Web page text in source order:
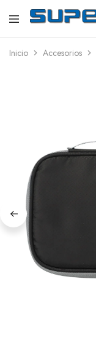
SuperMarkas
Ropa
con
Inicio Accesorios